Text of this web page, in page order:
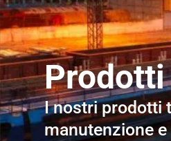
Prodotti
I nostri prodotti
manutenzione